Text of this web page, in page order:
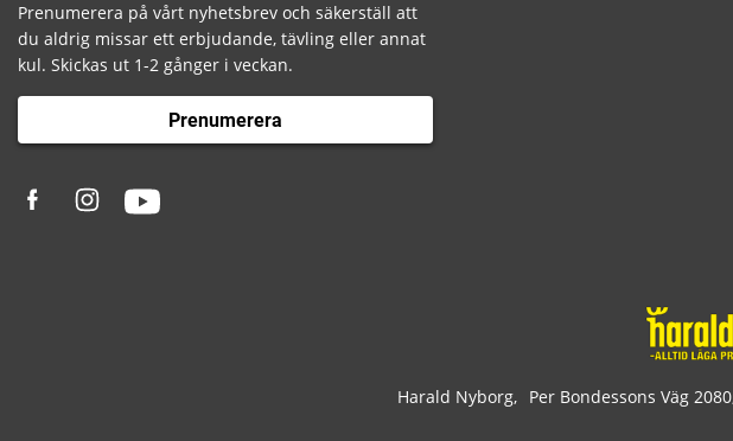
Prenumerera på vårt nyhetsbrev och säkerställ att
du aldrig missar ett erbjudande, tävling eller annat
kul. Skickas ut 1-2 gånger i veckan.
Prenumerera
Harald Nyborg Per Bondessons Väg 2080